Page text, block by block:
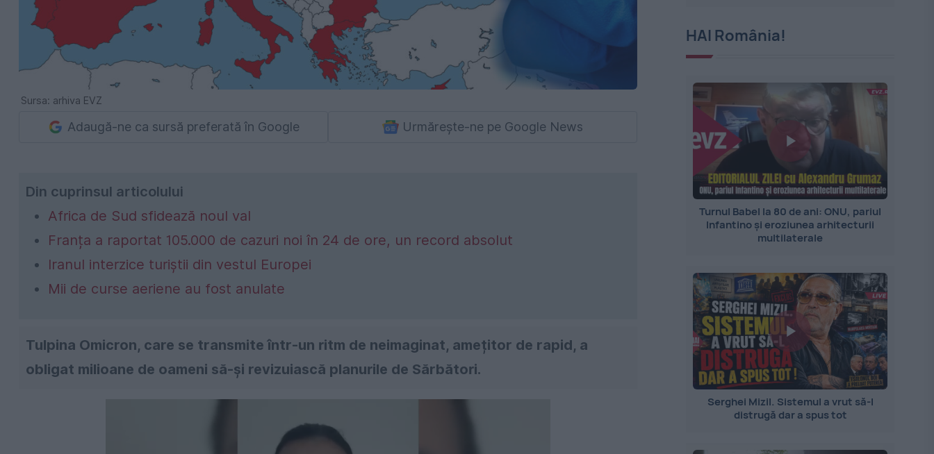
Sursa: arhiva EVZ
Adaugă-ne ca sursă preferată în Google Urmărește-ne pe Google News
Din cuprinsul articolului
Africa de Sud sfidează noul val
Franța a raportat 105.000 de cazuri noi în 24 de ore, un record absolut
Iranul interzice turiștii din vestul Europei
Mii de curse aeriene au fost anulate
Tulpina Omicron, care se transmite într-un ritm de neimaginat, amețitor de rapid, a
obligat milioane de oameni să-și revizuiască planurile de Sărbători.
HAI România!
Turnul Babel la 80 de ani: ONU, pariul
Infantino și eroziunea arhitecturii
multilaterale
Serghei Mizil. Sistemul a vrut să-l
distrugă dar a spus tot